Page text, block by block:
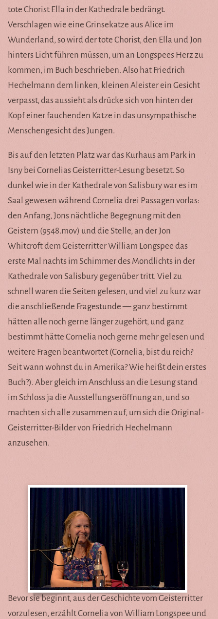
tote Chorist Ella in der Kathedrale bedrängt.
Verschlagen wie eine Grinsekatze aus Alice im
Wunderland, so wird der tote Chorist, den Ella und Jon
hinters Licht führen müssen, um an Longspees Herz zu
kommen, im Buch beschrieben. Also hat Friedrich
Hechelmann dem linken, kleinen Aleister ein Gesicht
verpasst, das aussieht als drücke sich von hinten der
Kopf einer fauchenden Katze in das unsympathische
Menschengesicht des Jungen.
Bis auf den letzten Platz war das Kurhaus am Park in
Isny bei Cornelias Geisterritter-Lesung besetzt. So
dunkel wie in der Kathedrale von Salisbury war es im
Saal gewesen während Cornelia drei Passagen vorlas:
den Anfang, Jons nächtliche Begegnung mit den
Geistern (9548.mov) und die Stelle, an der Jon
Whitcroft dem Geisterritter William Longspee das
erste Mal nachts im Schimmer des Mondlichts in der
Kathedrale von Salisbury gegenüber tritt. Viel zu
schnell waren die Seiten gelesen, und viel zu kurz war
die anschließende Fragestunde — ganz bestimmt
hätten alle noch gerne länger zugehört, und ganz
bestimmt hätte Cornelia noch gerne mehr gelesen und
weitere Fragen beantwortet (Cornelia, bist du reich?
Seit wann wohnst du in Amerika? Wie heißt dein erstes
Buch?). Aber gleich im Anschluss an die Lesung stand
im Schloss ja die Ausstellungseröffnung an, und so
machten sich alle zusammen auf, um sich die Original-
Geisterritter-Bilder von Friedrich Hechelmann
anzusehen.
Bevor sie beginnt, aus der Geschichte vom Geisterritter
vorzulesen, erzählt Cornelia von William Longspee und